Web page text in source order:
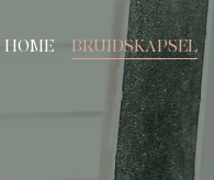
HOME BRUIDSKAPSEL